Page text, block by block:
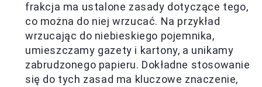
frakcja ma ustalone zasady dotyczące tego,
co można do niej wrzucać. Na przykład
wrzucając do niebieskiego pojemnika,
umieszczamy gazety i kartony, a unikamy
zabrudzonego papieru. Dokładne stosowanie
się do tych zasad ma kluczowe znaczenie,